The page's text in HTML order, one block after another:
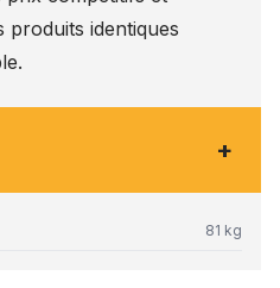
produits identiques
+
81 kg